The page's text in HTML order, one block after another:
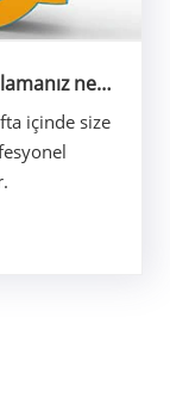
ne
içinde size